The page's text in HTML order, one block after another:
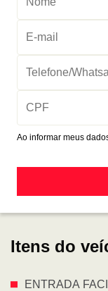
Itens do
ENTRADA
Ao informar meus